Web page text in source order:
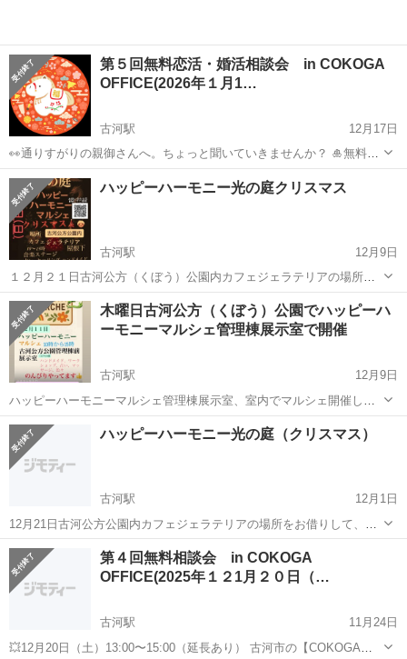
第５回無料恋活・婚活相談会 in COKOGA
OFFICE(2026年１月1…
古河駅
12月17日
👀通りすがりの親御さんへ。ちょっと聞いていきませんか？ 🎍無料・
恋活＆婚活相談会 in COKOGA OFFICE🎍 💥1月18日（日）13:00〜
15:00（延長あり） 古河市【COKOGA OFFICE】で開催...
茨城 古河市 古河駅 無料
ハッピーハーモニー光の庭クリスマス
古河駅
12月9日
１２月２１日古河公方（くぼう）公園内カフェジェラテリアの場所を
お借りして、外でプチ音楽🎵、ケーナ、フルート、オカリナの演奏 ワ
ークショップ、占い、マッサージ、ハンドメイド、などの販売を行い
ます。 お散歩がてらお立ち寄りく...
茨城 古河市 古河駅 その他 ケーナ
木曜日古河公方（くぼう）公園でハッピーハ
ーモニーマルシェ管理棟展示室で開催
古河駅
12月9日
ハッピーハーモニーマルシェ管理棟展示室、室内でマルシェ開催して
ます。 出店者も募集してます。ご興味のある方遊びに来てね。 ワーク
ショップ、マッサージ、占い、お仕事の相談なども、 行動すれば何か
茨城 古河駅 Instagram
ハッピーハーモニー光の庭（クリスマス）
古河駅
12月1日
12月21日古河公方公園内カフェジェラテリアの場所をお借りして、室
内ですが、マルシェを開催決定しました。 出店者さん募集です。
Instagramの D Mにご連絡ください。 歌🎤や、ケーナ、フルート、オ
カリナ。 ハンドメイ...
茨城 古河駅 その他
第４回無料相談会 in COKOGA
OFFICE(2025年１２1月２０日（…
古河駅
11月24日
💥12月20日（土）13:00〜15:00（延長あり） 古河市の【COKOGA